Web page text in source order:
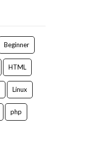
Beginner
HTML
Linux
php